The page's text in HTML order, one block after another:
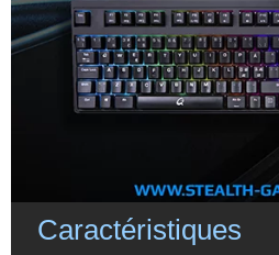
Caractéristiques